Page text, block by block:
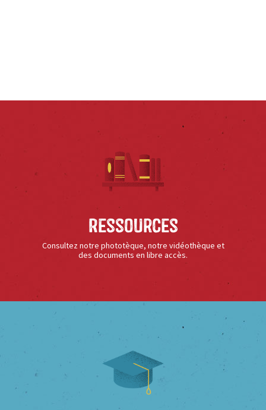
Ressources
Consultez notre phototèque, notre vidéothèque et
des documents en libre accès.